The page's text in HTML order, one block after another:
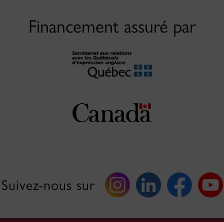
Financement assuré par
Suivez-nous sur